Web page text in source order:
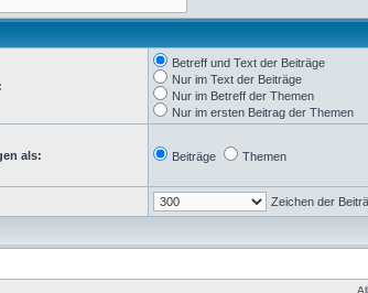
Betreff und Text der Beiträge
Nur im Text der Beiträge
Nur im Betreff der Themen
Nur im ersten Beitrag der Themen
als: Beiträge Themen
Zeichen der